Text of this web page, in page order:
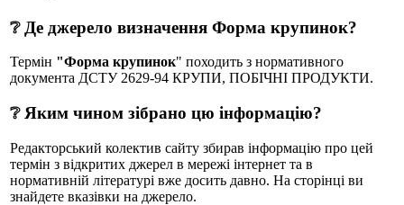
❔ Де джерело визначення Форма крупинок?
Термін "Форма крупинок" походить з нормативного
документа ДСТУ 2629-94 КРУПИ, ПОБІЧНІ ПРОДУКТИ.
❔ Яким чином зібрано цю інформацію?
Редакторський колектив сайту збирав інформацію про цей
термін з відкритих джерел в мережі інтернет та в
нормативній літературі вже досить давно. На сторінці ви
знайдете вказівки на джерело.